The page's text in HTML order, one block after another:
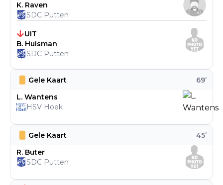
Gele Kaart 45’
R. Buter
SDC Putten
Gele Kaart 69’
L. Wantens
HSV Hoek
K. Raven
SDC Putten
UIT
B. Huisman
SDC Putten